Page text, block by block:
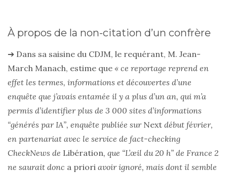
À propos de la non-citation d’un confrère
➔ Dans sa saisine du CDJM, le requérant, M. Jean-
March Manach, estime que « ce reportage reprend en
effet les termes, informations et découvertes d’une
enquête que j’avais entamée il y a plus d’un an, qui m’a
permis d’identifier plus de 3 000 sites d’informations
“générés par IA”, enquête publiée sur Next début février,
en partenariat avec le service de fact-checking
CheckNews de Libération, que “L’œil du 20 h” de France 2
ne saurait donc a priori avoir ignoré, mais dont il semble